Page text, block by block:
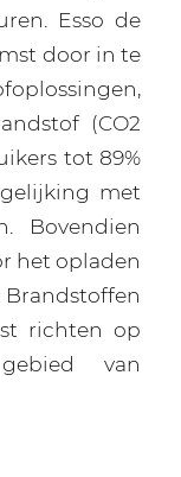
Esso de
door in te
(CO2
tot 89%
met
Bovendien
het opladen
richten op
van